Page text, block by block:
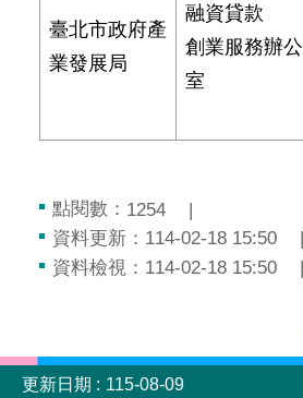
臺北市政府產
業發展局
融資貸款
創業服務辦公
室
點閱數： 1254
資料更新： 114-02-18 15:50
資料檢視： 114-02-18 15:50
:::
更新日期
115-08-09